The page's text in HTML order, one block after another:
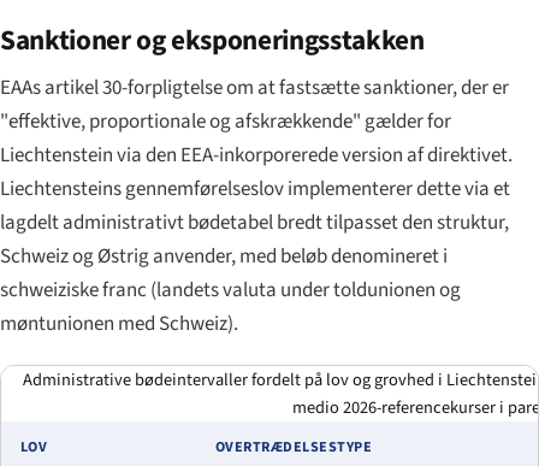
Sanktioner og eksponerings­stakken
EAAs artikel 30-forpligtelse om at fastsætte sanktioner, der er
"effektive, proportionale og afskrækkende" gælder for
Liechtenstein via den EEA-inkorporerede version af direktivet.
Liechtensteins gennemførel­seslov implementerer dette via et
lagdelt administrativt bødetabel bredt tilpasset den struktur,
Schweiz og Østrig anvender, med beløb denomineret i
schweiziske franc (landets valuta under toldunionen og
møntunionen med Schweiz).
Administrative bødeintervaller fordelt på lov og grovhed i
medio 2026-referencekurser i
LOV OVERTRÆDELSESTYPE